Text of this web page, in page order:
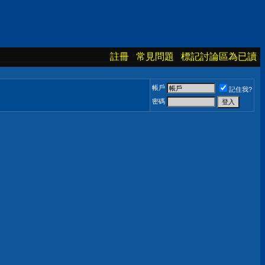
註冊 常見問題 標記討論區為已讀
帳戶
記住我?
密碼